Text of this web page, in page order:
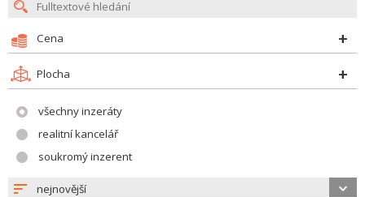
Cena
Plocha
všechny inzeráty
realitní kancelář
soukromý inzerent
nejnovější